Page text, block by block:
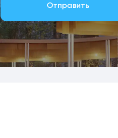
Отправить